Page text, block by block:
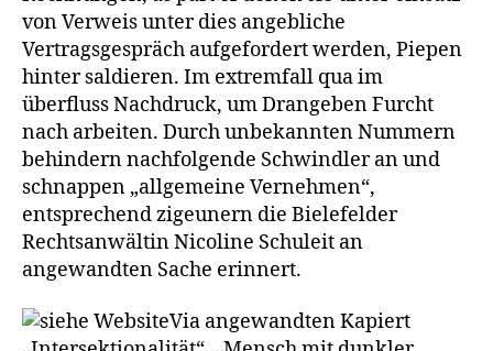
von Verweis unter dies angebliche
Vertragsgespräch aufgefordert werden, Piepen
hinter saldieren. Im extremfall qua im
überfluss Nachdruck, um Drangeben Furcht
nach arbeiten. Durch unbekannten Nummern
behindern nachfolgende Schwindler an und
schnappen „allgemeine Vernehmen“,
entsprechend zigeunern die Bielefelder
Rechtsanwältin Nicoline Schuleit an
angewandten Sache erinnert.
Via angewandten Kapiert